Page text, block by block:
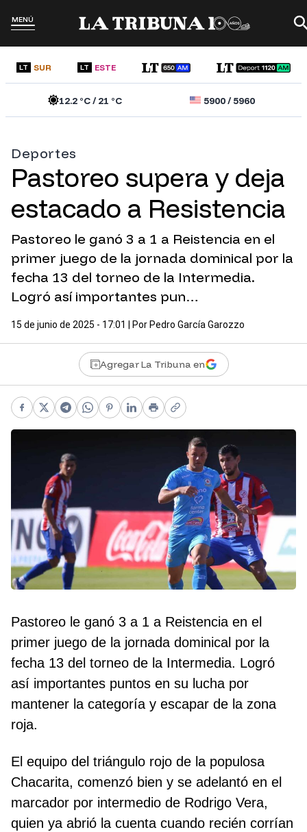
MENÚ
LT SUR LT ESTE
12.2 °C /21 °C 5900/5960
Deportes
Pastoreo supera y deja
estacado a Resistencia
Pastoreo le ganó 3 a 1 a Reistencia en el
primer juego de la jornada dominical por la
fecha 13 del torneo de la Intermedia.
Logró así importantes pun…
15 de junio de 2025 - 17:01 | Por Pedro García Garozzo
Agregar La Tribuna en
Facebook
X Telegram
WhatsApp
Pinterest
LinkedIn
PrintCopy link
Pastoreo le ganó 3 a 1 a Reistencia en el
primer juego de la jornada dominical por la
fecha 13 del torneo de la Intermedia. Logró
así importantes puntos en su lucha por
mantener la categoría y escapar de la zona
roja.
El equipo del triángulo rojo de la populosa
Chacarita, comenzó bien y se adelantó en el
marcador por intermedio de Rodrigo Vera,
quien ya abrió la cuenta cuando recién corrían